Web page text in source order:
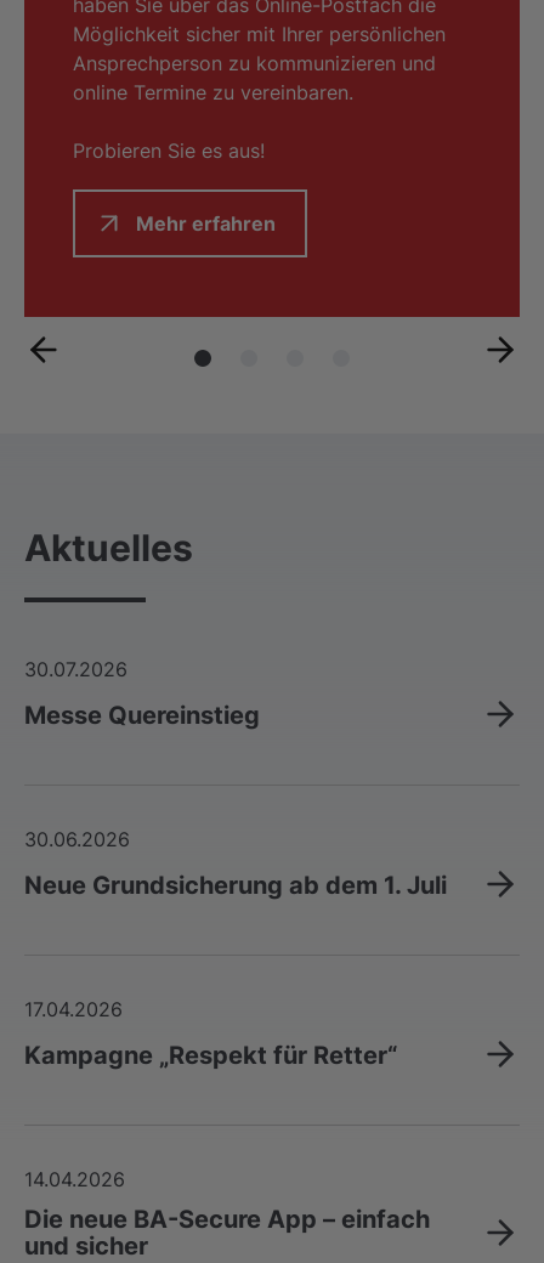
Möglichkeit sicher mit Ihrer persönlichen
Ansprechperson zu kommunizieren und
online Termine zu vereinbaren.
Probieren Sie es aus!
Mehr erfahren
Aktuelles
30.07.2026
Messe Quereinstieg
30.06.2026
Neue Grundsicherung ab dem 1. Juli
17.04.2026
Kampagne „Respekt für Retter“
14.04.2026
Die neue BA-Secure App – einfach
und sicher